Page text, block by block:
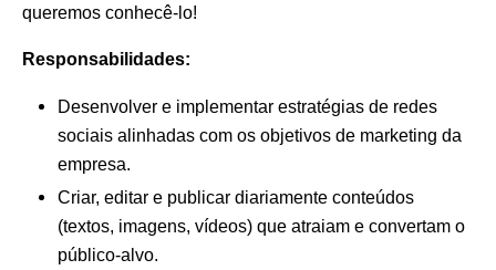
queremos conhecê-lo!
Responsabilidades:
Desenvolver e implementar estratégias de redes
sociais alinhadas com os objetivos de marketing da
empresa.
Criar, editar e publicar diariamente conteúdos
(textos, imagens, vídeos) que atraiam e convertam o
público-alvo.